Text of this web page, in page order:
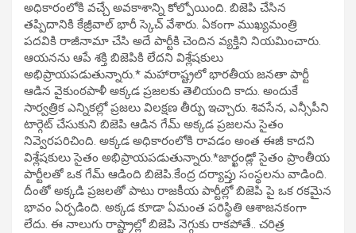
అధికారంలోకి వచ్చే అవకాశాన్ని కోల్పోయింది. బిజెపి చేసిన
తప్పిదానికి కేజ్రీవాల్ భారీ స్కెచ్ వేశారు. ఏకంగా ముఖ్యమంత్రి
పదవికి రాజీనామా చేసి అదే పార్టీకి చెందిన వ్యక్తిని నియమించారు.
ఆయనను ఆపే శక్తి బిజెపికి లేదని విశ్లేషకులు
అభిప్రాయపడుతున్నారు.* మహారాష్ట్రలో భారతీయ జనతా పార్టీ
ఆడిన వైకుంఠపాళీ అక్కడ ప్రజలకు తెలియంది కాదు. అందుకే
సార్వత్రిక ఎన్నికల్లో ప్రజలు విలక్షణ తీర్పు ఇచ్చారు. శివసేన, ఎన్సీపీని
టార్గెట్ చేసుకుని బిజెపి ఆడిన గేమ్ అక్కడ ప్రజలను సైతం
నివ్వెరపరిచింది. అక్కడ అధికారంలోకి రావడం అంత ఈజీ కాదని
విశ్లేషకులు సైతం అభిప్రాయపడుతున్నారు.*జార్ఖండ్లో సైతం ప్రాంతీయ
పార్టీలతో ఒక గేమ్ ఆడింది బిజెపి.కేంద్ర దర్యాప్తు సంస్థలను వాడింది.
దీంతో అక్కడి ప్రజలతో పాటు రాజకీయ పార్టీల్లో బిజెపి పై ఒక రకమైన
భావం ఏర్పడింది. అక్కడ కూడా ఏమంత పరిస్థితి ఆశాజనకంగా
లేదు. ఈ నాలుగు రాష్ట్రాల్లో బిజెపి నెగ్గుకు రాకపోతే.. చరిత్ర